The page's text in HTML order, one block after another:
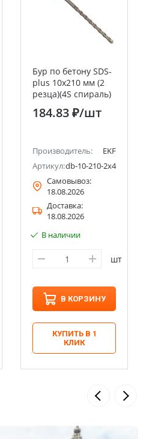
Бур по бетону SDS-
plus 10х210 мм (2
резца)(4S спираль)
EKF Master
184.83 ₽/шт
Производитель:
EKF
Артикул:db-10-210-2x4
Самовывоз:
18.08.2026
Доставка:
18.08.2026
В наличии
шт
В КОРЗИНУ
КУПИТЬ В 1
КЛИК